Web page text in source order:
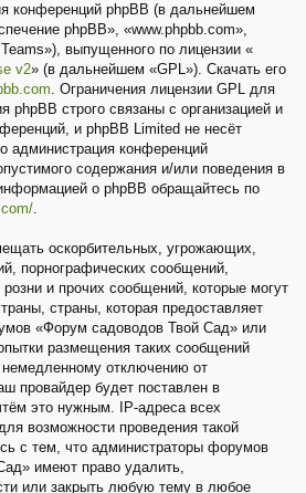
конференций phpBB (в дальнейшем
phpBB», «www.phpbb.com»,
выпущенного по лицензии «
v2» (в дальнейшем «GPL»). Скачать его
. Ограничения лицензии GPL для
phpBB строго связаны с организацией и
и phpBB Limited не несёт
администрация конференций
содержания и/или поведения в
о phpBB обращайтесь по
.
оскорбительных, угрожающих,
порнографических сообщений,
и прочих сообщений, которые могут
страны, которая предоставляет
«Форум садоводов Твой Сад» или
размещения таких сообщений
отключению от
провайдер будет поставлен в
это нужным. IP-адреса всех
возможности проведения такой
с тем, что администраторы форумов
имеют право удалить,
или закрыть любую тему в любое